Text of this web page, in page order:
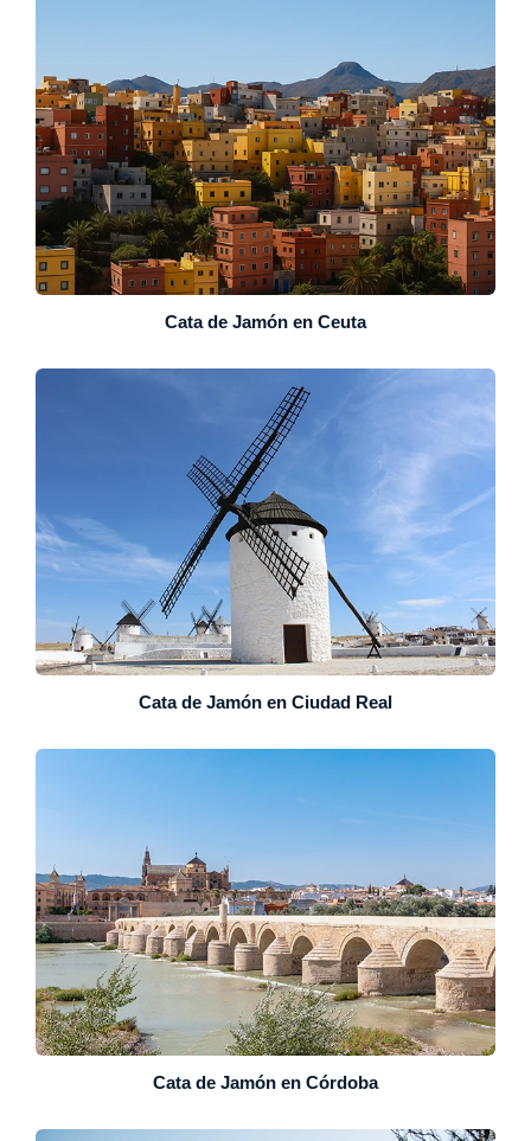
Cata de Jamón en Ceuta
Cata de Jamón en Ciudad Real
Cata de Jamón en Córdoba